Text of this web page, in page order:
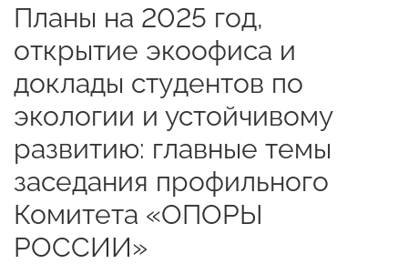
Планы на 2025 год,
открытие экоофиса и
доклады студентов по
экологии и устойчивому
развитию: главные темы
заседания профильного
Комитета «ОПОРЫ
РОССИИ»